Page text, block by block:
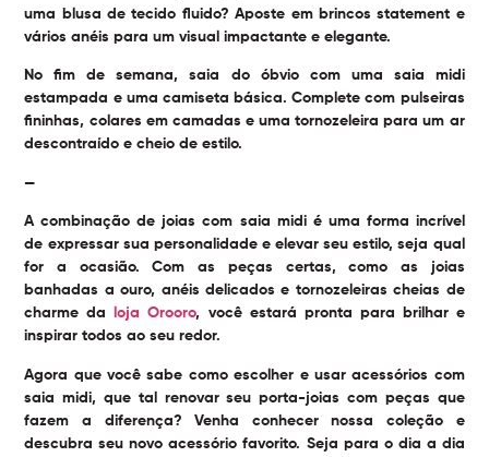
uma blusa de tecido fluido? Aposte em brincos statement e
vários anéis para um visual impactante e elegante.
No fim de semana, saia do óbvio com uma saia midi
estampada e uma camiseta básica. Complete com pulseiras
fininhas, colares em camadas e uma tornozeleira para um ar
descontraído e cheio de estilo.
—
A combinação de joias com saia midié uma forma incrível
de expressar sua personalidade e elevar seu estilo, seja qual
for a ocasião. Com as peças certas, como as joias
banhadas a ouro, anéis delicados e tornozeleiras cheias de
charme da
loja Orooro, você estará pronta para brilhar e
inspirar todos ao seu redor.
Agora que você sabe como escolher e usar acessórios com
saia midi, que tal renovar seu porta-joias com peças que
fazem a diferença? Venha conhecer nossa coleção e
descubra seu novo acessório favorito. Seja para o dia a dia